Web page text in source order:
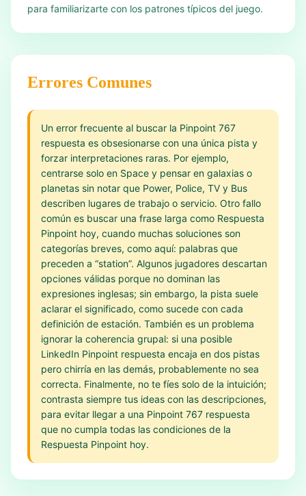
para familiarizarte con los patrones típicos del juego.
Errores Comunes
Un error frecuente al buscar la Pinpoint 767
respuesta es obsesionarse con una única pista y
forzar interpretaciones raras. Por ejemplo,
centrarse solo en Space y pensar en galaxias o
planetas sin notar que Power, Police, TV y Bus
describen lugares de trabajo o servicio. Otro fallo
común es buscar una frase larga como Respuesta
Pinpoint hoy, cuando muchas soluciones son
categorías breves, como aquí: palabras que
preceden a “station”. Algunos jugadores descartan
opciones válidas porque no dominan las
expresiones inglesas; sin embargo, la pista suele
aclarar el significado, como sucede con cada
definición de estación. También es un problema
ignorar la coherencia grupal: si una posible
LinkedIn Pinpoint respuesta encaja en dos pistas
pero chirría en las demás, probablemente no sea
correcta. Finalmente, no te fíes solo de la intuición;
contrasta siempre tus ideas con las descripciones,
para evitar llegar a una Pinpoint 767 respuesta
que no cumpla todas las condiciones de la
Respuesta Pinpoint hoy.